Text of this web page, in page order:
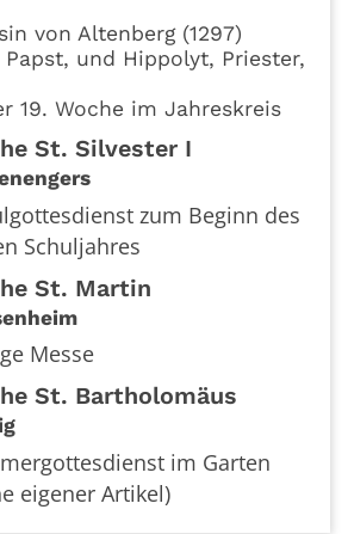
von Altenberg (1297)
und Hippolyt, Priester,
19. Woche im Jahreskreis
St. Silvester I
zum Beginn des
Schuljahres
St. Martin
Messe
St. Bartholomäus
im Garten
eigener Artikel)